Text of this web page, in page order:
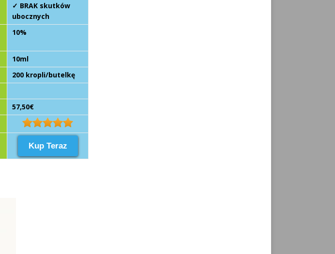
✓ BRAK skutków
ubocznych
10%
10ml
200 kropli/butelkę
57,50€
Kup Teraz